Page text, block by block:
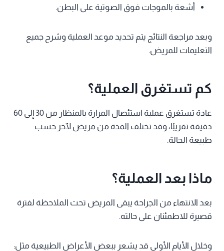
أشعة بالموجات فوق الصوتية على البطن.
وبعد مراجعة النتائج يتم تحديد موعد العملية وشرح جميع
التعليمات للمريض.
كم تستغرق العملية؟
عادة تستغرق عملية استئصال المرارة بالمنظار من 30 إلى 60
دقيقة تقريبًا، وقد تختلف المدة من مريض لآخر حسب
طبيعة الحالة.
ماذا بعد العملية؟
بعد الانتهاء من الجراحة يبقى المريض تحت الملاحظة لفترة
قصيرة للاطمئنان على حالته.
وخلال الأيام الأولى قد يشعر ببعض الأعراض الطبيعية مثل: